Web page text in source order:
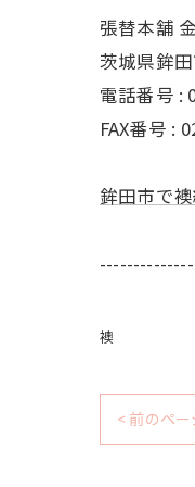
張替本舗
茨城県鉾
電話番号 :
FAX番号 :
鉾田市で
襖
< 前のペー